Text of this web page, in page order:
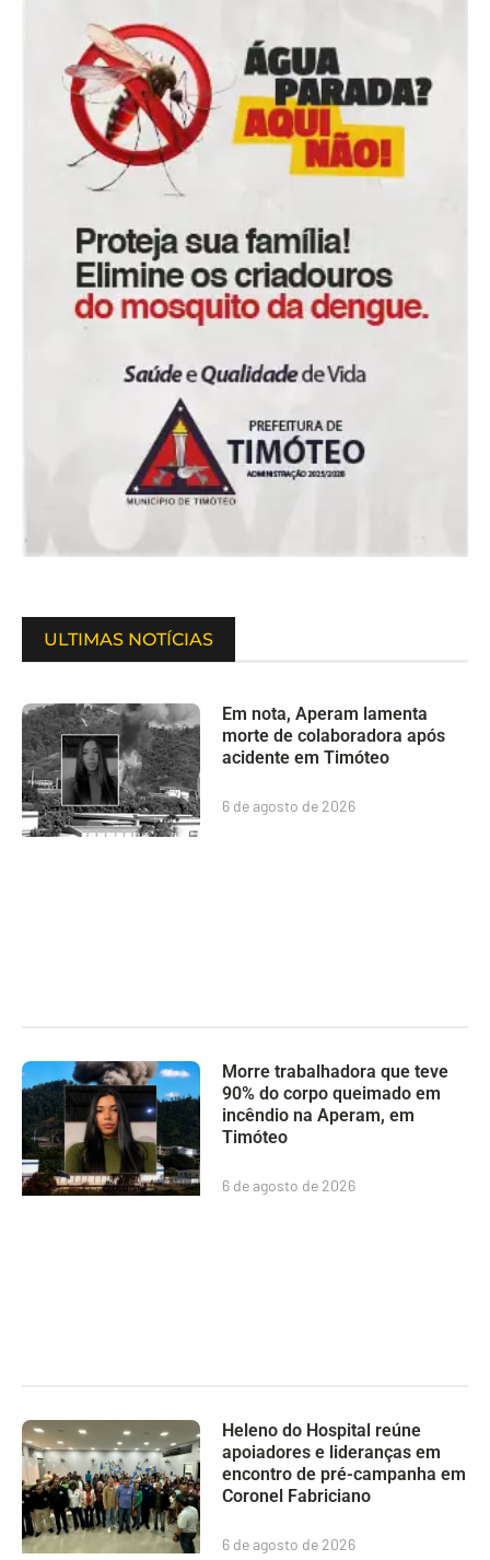
ULTIMAS NOTÍCIAS
Em nota, Aperam lamenta
morte de colaboradora após
acidente em Timóteo
6 de agosto de 2026
Morre trabalhadora que teve
90% do corpo queimado em
incêndio na Aperam, em
Timóteo
6 de agosto de 2026
Heleno do Hospital reúne
apoiadores e lideranças em
encontro de pré-campanha em
Coronel Fabriciano
6 de agosto de 2026